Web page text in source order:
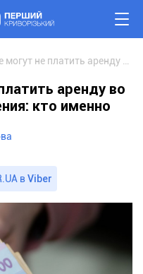
аренду во
кто именно
вViber